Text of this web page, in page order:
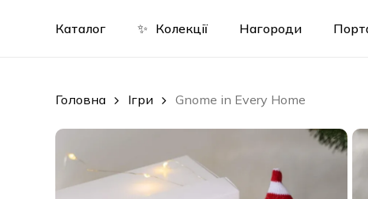
Каталог ✨ Колекції Нагороди
Головна Ігри Gnome in Every Home